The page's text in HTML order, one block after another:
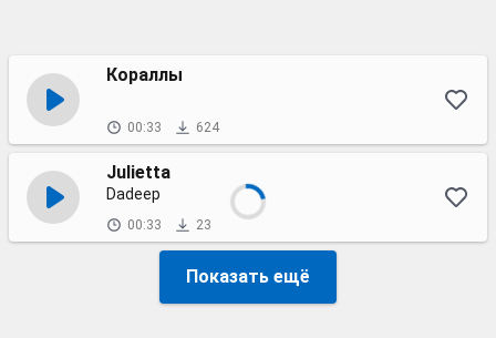
Кораллы
00:33 624
Julietta
Dadeep
00:33 23
Показать ещё